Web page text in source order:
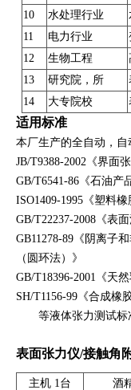
10
水处理行业
11
电力行业
12
生物工程
13
研究院，所
14
大专院校
适用标准
本厂生产的全自动，自
JB/T9388-2002《界面
GB/T6541-86《石油产
ISO1409-1995《塑料
GB/T22237-2008《表
GB11278-89《阴离子
（圆环法）》
GB/T18396-2001《天
SH/T1156-99《合成橡
等液体张力测试标
表面张力仪/接触角
主机 1台
酒